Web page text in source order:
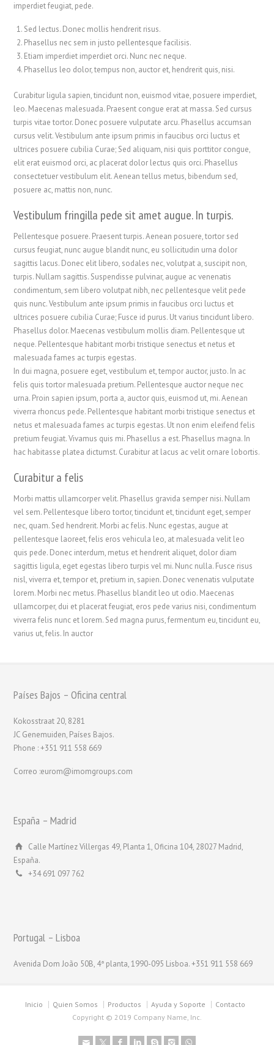
imperdiet feugiat, pede.
Sed lectus. Donec mollis hendrerit risus.
Phasellus nec sem in justo pellentesque facilisis.
Etiam imperdiet imperdiet orci. Nunc nec neque.
Phasellus leo dolor, tempus non, auctor et, hendrerit quis, nisi.
Curabitur ligula sapien, tincidunt non, euismod vitae, posuere imperdiet,
leo. Maecenas malesuada. Praesent congue erat at massa. Sed cursus
turpis vitae tortor. Donec posuere vulputate arcu. Phasellus accumsan
cursus velit. Vestibulum ante ipsum primis in faucibus orci luctus et
ultrices posuere cubilia Curae; Sed aliquam, nisi quis porttitor congue,
elit erat euismod orci, ac placerat dolor lectus quis orci. Phasellus
consectetuer vestibulum elit. Aenean tellus metus, bibendum sed,
posuere ac, mattis non, nunc.
Vestibulum fringilla pede sit amet augue. In turpis.
Pellentesque posuere. Praesent turpis. Aenean posuere, tortor sed
cursus feugiat, nunc augue blandit nunc, eu sollicitudin urna dolor
sagittis lacus. Donec elit libero, sodales nec, volutpat a, suscipit non,
turpis. Nullam sagittis. Suspendisse pulvinar, augue ac venenatis
condimentum, sem libero volutpat nibh, nec pellentesque velit pede
quis nunc. Vestibulum ante ipsum primis in faucibus orci luctus et
ultrices posuere cubilia Curae; Fusce id purus. Ut varius tincidunt libero.
Phasellus dolor. Maecenas vestibulum mollis diam. Pellentesque ut
neque. Pellentesque habitant morbi tristique senectus et netus et
malesuada fames ac turpis egestas.
In dui magna, posuere eget, vestibulum et, tempor auctor, justo. In ac
felis quis tortor malesuada pretium. Pellentesque auctor neque nec
urna. Proin sapien ipsum, porta a, auctor quis, euismod ut, mi. Aenean
viverra rhoncus pede. Pellentesque habitant morbi tristique senectus et
netus et malesuada fames ac turpis egestas. Ut non enim eleifend felis
pretium feugiat. Vivamus quis mi. Phasellus a est. Phasellus magna. In
hac habitasse platea dictumst. Curabitur at lacus ac velit ornare lobortis.
Curabitur a felis
Morbi mattis ullamcorper velit. Phasellus gravida semper nisi. Nullam
vel sem. Pellentesque libero tortor, tincidunt et, tincidunt eget, semper
nec, quam. Sed hendrerit. Morbi ac felis. Nunc egestas, augue at
pellentesque laoreet, felis eros vehicula leo, at malesuada velit leo
quis pede. Donec interdum, metus et hendrerit aliquet, dolor diam
sagittis ligula, eget egestas libero turpis vel mi. Nunc nulla. Fusce risus
nisl, viverra et, tempor et, pretium in, sapien. Donec venenatis vulputate
lorem. Morbi nec metus. Phasellus blandit leo ut odio. Maecenas
ullamcorper, dui et placerat feugiat, eros pede varius nisi, condimentum
viverra felis nunc et lorem. Sed magna purus, fermentum eu, tincidunt eu,
varius ut, felis. In auctor
Países Bajos – Oficina central
Kokosstraat 20, 8281
JC Genemuiden, Países Bajos.
Phone : +351 911 558 669
Correo :eurom@imomgroups.com
España – Madrid
Calle Martínez Villergas 49, Planta 1, Oficina 104, 28027 Madrid,
España.
+34 691 097 762
Portugal – Lisboa
Avenida Dom João 50B, 4ª planta, 1990-095 Lisboa. +351 911 558 669
Inicio Quien Somos Productos Ayuda y Soporte
Contacto
Copyright © 2019 Company Name, Inc.